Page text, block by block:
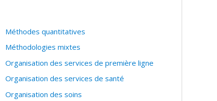
Méthodes quantitatives
Méthodologies mixtes
Organisation des services de première ligne
Organisation des services de santé
Organisation des soins